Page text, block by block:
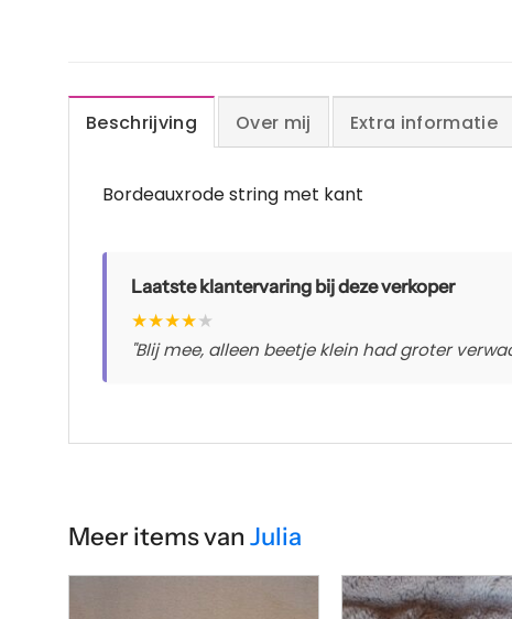
Beschrijving Over mij Extra informatie
Bordeauxrode string met kant
Laatste klantervaring bij deze verkoper
★★★★★
"Blij mee, alleen beetje klein had groter
Meer items van Julia